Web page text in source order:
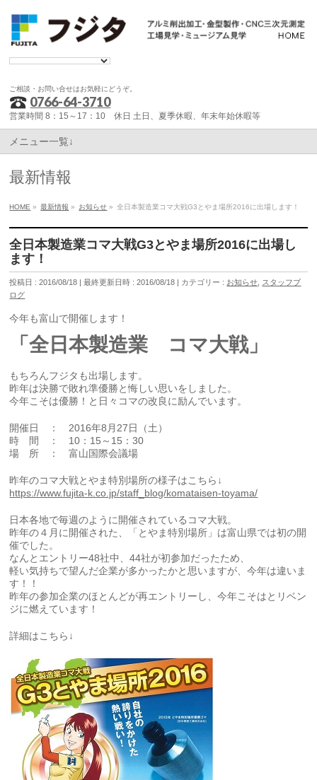
ご相談・お問い合せはお気軽にどうぞ。
0766-64-3710
営業時間 8：15～17：10 休日 土日、夏季休暇、年末年始休暇等
メニュー一覧↓
最新情報
HOME » 最新情報 » お知らせ » 全日本製造業コマ大戦G3とやま場所2016に出場します！
全日本製造業コマ大戦G3とやま場所2016に出場し
ます！
投稿日 : 2016/08/18 最終更新日時 : 2016/08/18 カテゴリー : お知らせ
スタッフブ
ログ
今年も富山で開催します！
「全日本製造業 コマ大戦」
もちろんフジタも出場します。
昨年は決勝で敗れ準優勝と悔しい思いをしました。
今年こそは優勝！と日々コマの改良に励んでいます。
開催日 ： 2016年8月27日（土）
時 間 ： 10：15～15：30
場 所 ： 富山国際会議場
昨年のコマ大戦とやま特別場所の様子はこちら↓
https://www.fujita-k.co.jp/staff_blog/komataisen-toyama/
日本各地で毎週のように開催されているコマ大戦。
昨年の４月に開催された、「とやま特別場所」は富山県では初の開
催でした。
なんとエントリー48社中、44社が初参加だったため、
軽い気持ちで望んだ企業が多かったかと思いますが、今年は違いま
す！！
昨年の参加企業のほとんどが再エントリーし、今年こそはとリベン
ジに燃えています！
詳細はこちら↓